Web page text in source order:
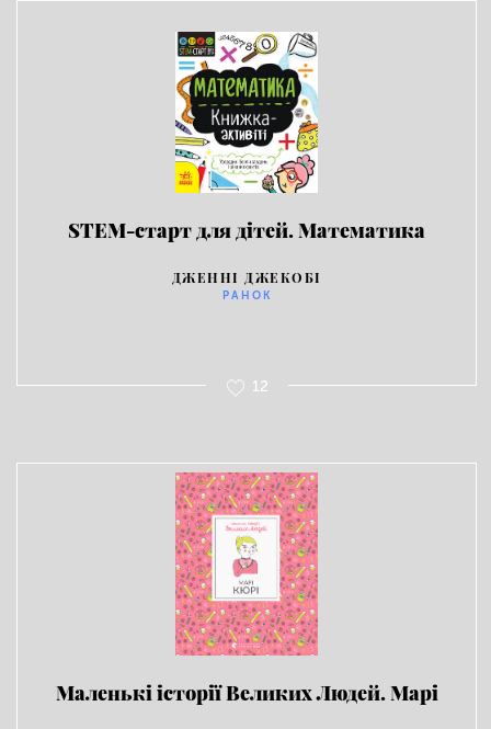
STEM-старт для дітей. Математика
ДЖЕННІ ДЖЕКОБІ
РАНОК
12
Маленькі історії Великих Людей. Марі